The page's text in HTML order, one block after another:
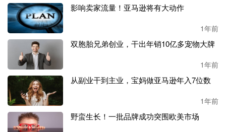
安克创新股权激励覆盖大量核心业务人员，进一步强化了员
工的积极性，绑定核心人才队伍有助于公司长远发展，授予
价较公告当日无折价也彰显了公司业绩持续发展的信心。
作为国内全球化消费电子品牌龙头企业，
与利润均呈现稳健增长态势，
，营
收同比增速达
41.14%，创近五年新高，净利润同比增长30.9
影响卖家流量！亚马逊将有大动作
1年前
双胞胎兄弟创业，干出年销10亿多宠物大牌
1年前
从副业干到主业，宝妈做亚马逊年入7位数
1年前
野蛮生长！一批品牌成功突围欧美市场